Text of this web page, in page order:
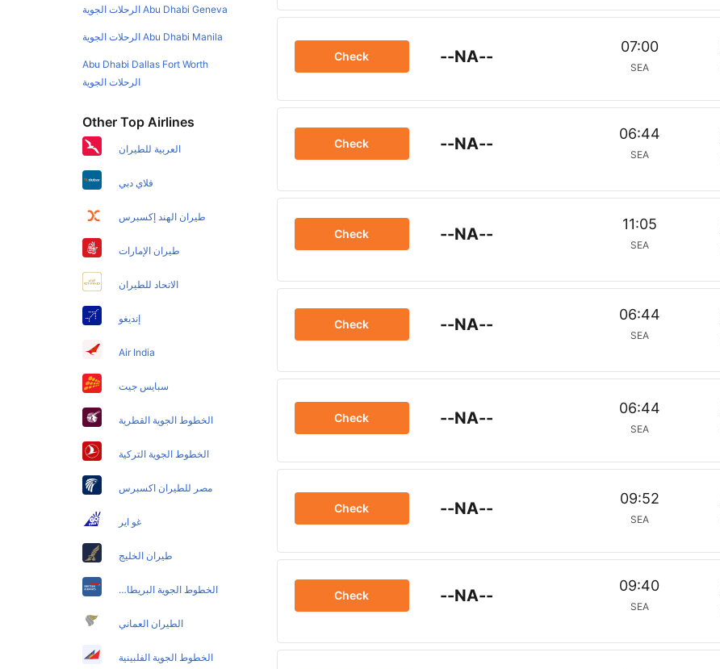
07:00
SEA
--NA--
Check
06:44
SEA
--NA--
Check
11:05
SEA
--NA--
Check
06:44
SEA
--NA--
Check
06:44
SEA
--NA--
Check
09:52
SEA
--NA--
Check
09:40
SEA
--NA--
Check
Abu Dhabi Geneva الرحلات الجوية
Abu Dhabi Manila الرحلات الجوية
Abu Dhabi Dallas Fort Worth
الرحلات الجوية
Other Top Airlines
العربية للطيران
فلاي دبي
طيران الهند إكسبرس
طيران الإمارات
الاتحاد للطيران
إنديغو
Air India
سبايس جيت
الخطوط الجوية القطرية
الخطوط الجوية التركية
مصر للطيران اكسبرس
غو اير
طيران الخليج
الخطوط الجوية البريطانية
الطيران العماني
الخطوط الجوية الفلبينية